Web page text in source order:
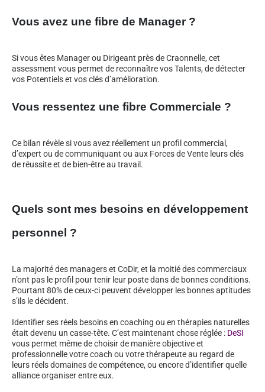
Vous avez une fibre de Manager ?
Si vous êtes Manager ou Dirigeant près de Craonnelle, cet
assessment vous permet de reconnaître vos Talents, de détecter
vos Potentiels et vos clés d’amélioration.
Vous ressentez une fibre Commerciale ?
Ce bilan révèle si vous avez réellement un profil commercial,
d’expert ou de communiquant ou aux Forces de Vente leurs clés
de réussite et de bien-être au travail.
Quels sont mes besoins en développement
personnel ?
La majorité des managers et CoDir, et la moitié des commerciaux
n’ont pas le profil pour tenir leur poste dans de bonnes conditions.
Pourtant 80% de ceux-ci peuvent développer les bonnes aptitudes
s’ils le décident.
Identifier ses réels besoins en coaching ou en thérapies naturelles
était devenu un casse-tête. C’est maintenant chose réglée : DeSI
vous permet même de choisir de manière objective et
professionnelle votre coach ou votre thérapeute au regard de
leurs réels domaines de compétence, ou encore d’identifier quelle
alliance organiser entre eux.